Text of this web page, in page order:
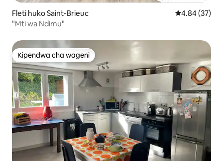
Fleti huko Saint-Brieuc Ukadiriaji wa
4.84 (37)
"Mti wa Ndimu"
Kipendwa cha wageni
Kipendwa cha wageni